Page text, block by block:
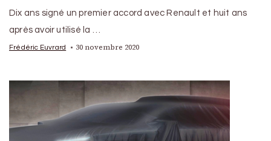
Dix ans signé un premier accord avec Renault et huit ans
après avoir utilisé la …
Frédéric Euvrard 30 novembre 2020